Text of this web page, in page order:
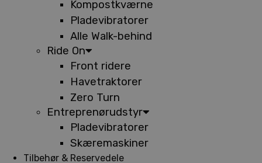
Kompostkværne
Pladevibratorer
Alle Walk-behind
Ride On
Front ridere
Havetraktorer
Zero Turn
Entreprenørudstyr
Pladevibratorer
Skæremaskiner
Tilbehør & Reservedele